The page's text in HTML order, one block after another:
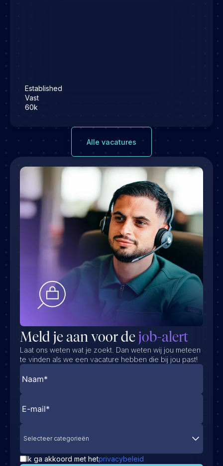
Established
Vast
60k
Alle vacatures
Meld je aan voor dejob-alert
Laat ons weten wat je zoekt. Dan weten wij jou meteen
te vinden als we een vacature hebben die bij jou past!
Selecteer categorieën
Ik ga akkoord met hetprivacybeleid